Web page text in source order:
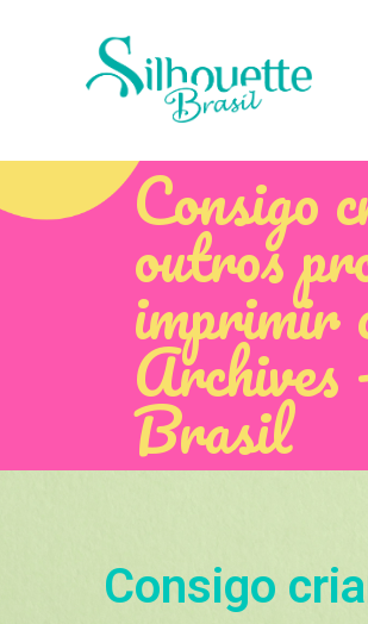
Consigo
outros
imprimir
Brasil
Consigo